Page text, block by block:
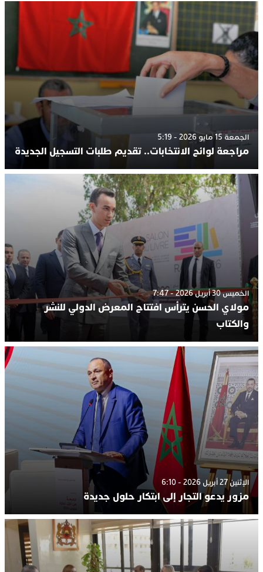
الجمعة 15 مايو 2026 - 5:19
مراجعة لوائح الانتخابات.. تقديم طلبات التسجيل الجديدة
الخميس 30 أبريل 2026 - 7:47
مولاي الحسن يترأس افتتاح المعرض الدولي للنشر
والكتاب
الإثنين 27 أبريل 2026 - 6:10
مزور يدعو التجار إلى ابتكار حلول جديدة